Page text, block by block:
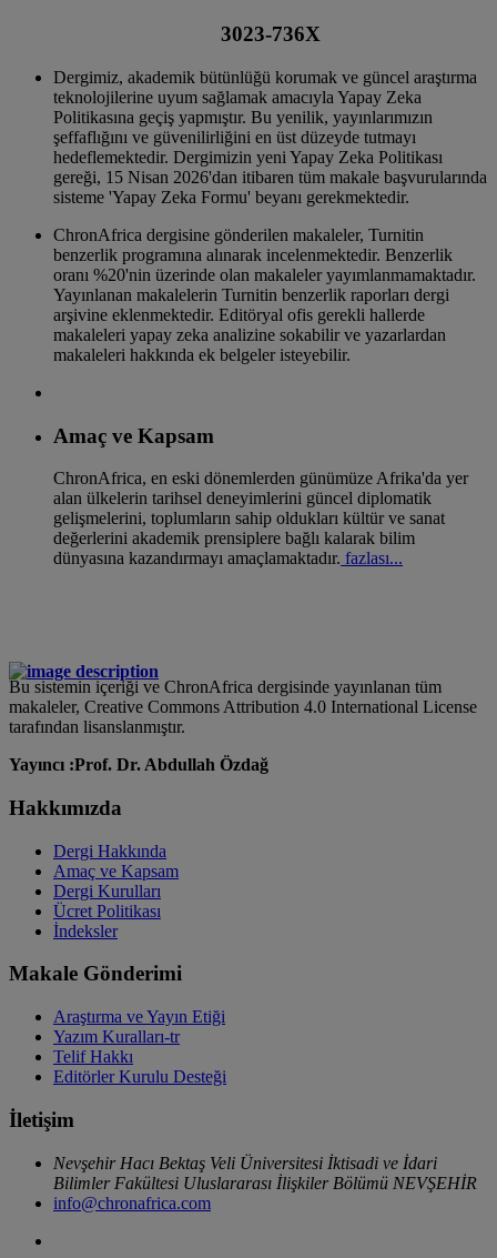
3023-736X
Dergimiz, akademik bütünlüğü korumak ve güncel araştırma
teknolojilerine uyum sağlamak amacıyla Yapay Zeka
Politikasına geçiş yapmıştır. Bu yenilik, yayınlarımızın
şeffaflığını ve güvenilirliğini en üst düzeyde tutmayı
hedeflemektedir. Dergimizin yeni Yapay Zeka Politikası
gereği, 15 Nisan 2026'dan itibaren tüm makale başvurularında
sisteme 'Yapay Zeka Formu' beyanı gerekmektedir.
ChronAfrica dergisine gönderilen makaleler, Turnitin
benzerlik programına alınarak incelenmektedir. Benzerlik
oranı %20'nin üzerinde olan makaleler yayımlanmamaktadır.
Yayınlanan makalelerin Turnitin benzerlik raporları dergi
arşivine eklenmektedir. Editöryal ofis gerekli hallerde
makaleleri yapay zeka analizine sokabilir ve yazarlardan
makaleleri hakkında ek belgeler isteyebilir.
Amaç ve Kapsam
ChronAfrica, en eski dönemlerden günümüze Afrika'da yer
alan ülkelerin tarihsel deneyimlerini güncel diplomatik
gelişmelerini, toplumların sahip oldukları kültür ve sanat
değerlerini akademik prensiplere bağlı kalarak bilim
dünyasına kazandırmayı amaçlamaktadır. fazlası...
Bu sistemin içeriği ve ChronAfrica dergisinde yayınlanan tüm
makaleler, Creative Commons Attribution 4.0 International License
tarafından lisanslanmıştır.
Yayıncı :Prof. Dr. Abdullah Özdağ
Hakkımızda
Dergi Hakkında
Amaç ve Kapsam
Dergi Kurulları
Ücret Politikası
İndeksler
Makale Gönderimi
Araştırma ve Yayın Etiği
Yazım Kuralları-tr
Telif Hakkı
Editörler Kurulu Desteği
İletişim
Nevşehir Hacı Bektaş Veli Üniversitesi İktisadi ve İdari
Bilimler Fakültesi Uluslararası İlişkiler Bölümü NEVŞEHİR
info@chronafrica.com